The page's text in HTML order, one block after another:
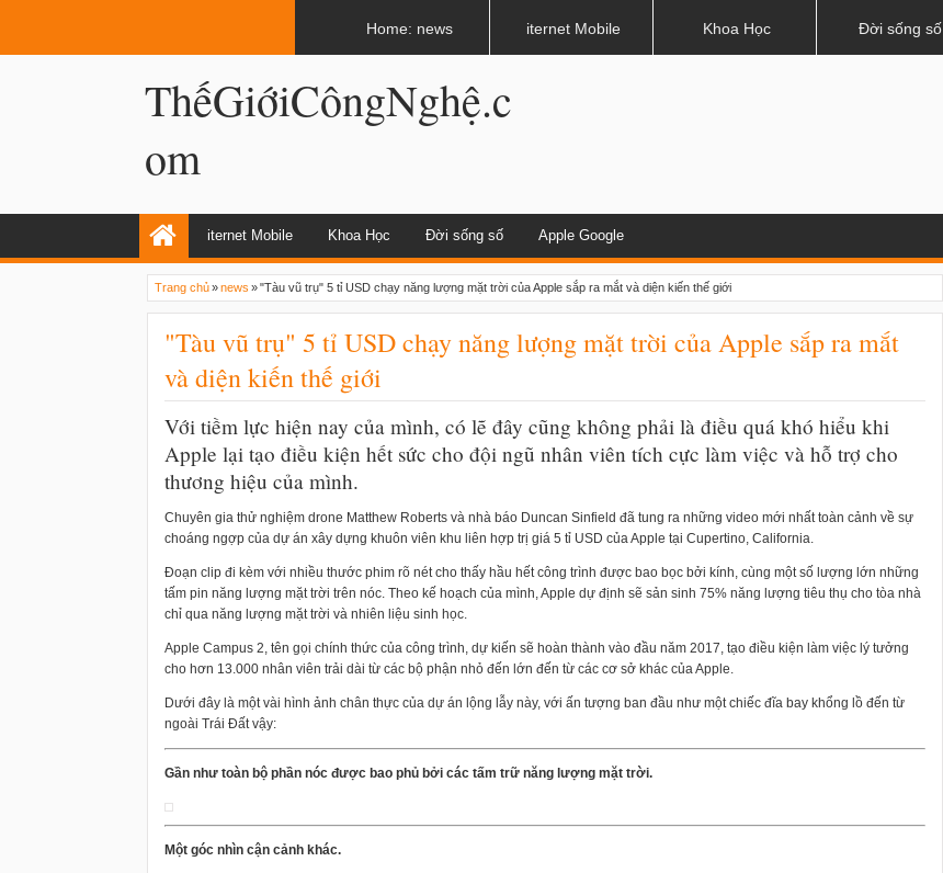
ThếGiớiCôngNghệ.c
om
iternet Mobile Khoa Học Đời sống số Apple Google
Trang chủ»news »"Tàu vũ trụ" 5 tỉ USD chạy năng lượng mặt trời của Apple sắp ra mắt và diện kiến thế giới
"Tàu vũ trụ" 5 tỉ USD chạy năng lượng mặt trời của Apple sắp ra mắt
và diện kiến thế giới
Với tiềm lực hiện nay của mình, có lẽ đây cũng không phải là điều quá khó hiểu khi
Apple lại tạo điều kiện hết sức cho đội ngũ nhân viên tích cực làm việc và hỗ trợ cho
thương hiệu của mình.
Chuyên gia thử nghiệm drone Matthew Roberts và nhà báo Duncan Sinfield đã tung ra những video mới nhất toàn cảnh về sự
choáng ngợp của dự án xây dựng khuôn viên khu liên hợp trị giá 5 tỉ USD của Apple tại Cupertino, California.
Đoạn clip đi kèm với nhiều thước phim rõ nét cho thấy hầu hết công trình được bao bọc bởi kính, cùng một số lượng lớn những
tấm pin năng lượng mặt trời trên nóc. Theo kế hoạch của mình, Apple dự định sẽ sản sinh 75% năng lượng tiêu thụ cho tòa nhà
chỉ qua năng lượng mặt trời và nhiên liệu sinh học.
Apple Campus 2, tên gọi chính thức của công trình, dự kiến sẽ hoàn thành vào đầu năm 2017, tạo điều kiện làm việc lý tưởng
cho hơn 13.000 nhân viên trải dài từ các bộ phận nhỏ đến lớn đến từ các cơ sở khác của Apple.
Dưới đây là một vài hình ảnh chân thực của dự án lộng lẫy này, với ấn tượng ban đầu như một chiếc đĩa bay khổng lồ đến từ
ngoài Trái Đất vậy:
Gần như toàn bộ phần nóc được bao phủ bởi các tấm trữ năng lượng mặt trời.
Một góc nhìn cận cảnh khác.
Home: news iternet Mobile Khoa Học Đời sống số